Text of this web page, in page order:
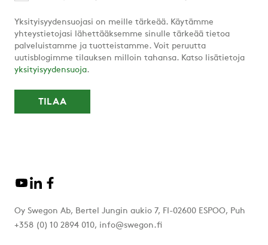
Yksityisyydensuojasi on meille tärkeää. Käytämme
yhteystietojasi lähettääksemme sinulle tärkeää tietoa
palveluistamme ja tuotteistamme. Voit peruutta
uutisblogimme tilauksen milloin tahansa. Katso lisätietoja
yksityisyydensuoja.
Oy Swegon Ab, Bertel Jungin aukio 7, FI-02600 ESPOO, Puh
+358 (0) 10 2894 010, info@swegon.fi